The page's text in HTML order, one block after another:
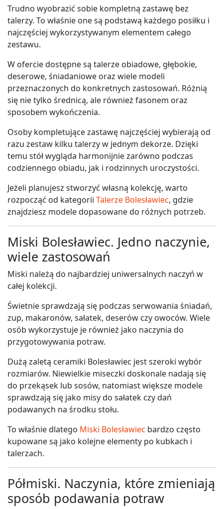
Trudno wyobrazić sobie kompletną zastawę bez
talerzy. To właśnie one są podstawą każdego posiłku i
najczęściej wykorzystywanym elementem całego
zestawu.
W ofercie dostępne są talerze obiadowe, głębokie,
deserowe, śniadaniowe oraz wiele modeli
przeznaczonych do konkretnych zastosowań. Różnią
się nie tylko średnicą, ale również fasonem oraz
sposobem wykończenia.
Osoby kompletujące zastawę najczęściej wybierają od
razu zestaw kilku talerzy w jednym dekorze. Dzięki
temu stół wygląda harmonijnie zarówno podczas
codziennego obiadu, jak i rodzinnych uroczystości.
Jeżeli planujesz stworzyć własną kolekcję, warto
rozpocząć od kategorii Talerze Bolesławiec, gdzie
znajdziesz modele dopasowane do różnych potrzeb.
Miski Bolesławiec. Jedno naczynie,
wiele zastosowań
Miski należą do najbardziej uniwersalnych naczyń w
całej kolekcji.
Świetnie sprawdzają się podczas serwowania śniadań,
zup, makaronów, sałatek, deserów czy owoców. Wiele
osób wykorzystuje je również jako naczynia do
przygotowywania potraw.
Dużą zaletą ceramiki Bolesławiec jest szeroki wybór
rozmiarów. Niewielkie miseczki doskonale nadają się
do przekąsek lub sosów, natomiast większe modele
sprawdzają się jako misy do sałatek czy dań
podawanych na środku stołu.
To właśnie dlatego Miski Bolesławiec bardzo często
kupowane są jako kolejne elementy po kubkach i
talerzach.
Półmiski. Naczynia, które zmieniają
sposób podawania potraw